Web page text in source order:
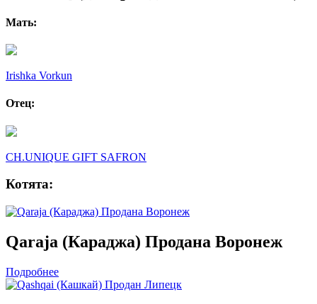
Мать:
Irishka Vorkun
Отец:
CH.UNIQUE GIFT SAFRON
Котята:
Qaraja (Караджа) Продана Воронеж
Подробнее